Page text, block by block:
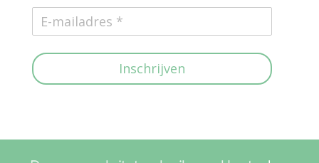
Inschrijven